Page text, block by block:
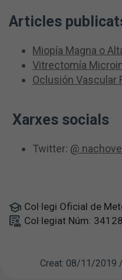
Articles
Miopía Magna o
Vitrectomía
Oclusión Vascular
Xarxes socials
Twitter: @
Col·legi Oficial de
Col·legiat Núm: 34128
Creat: 08/11/2019